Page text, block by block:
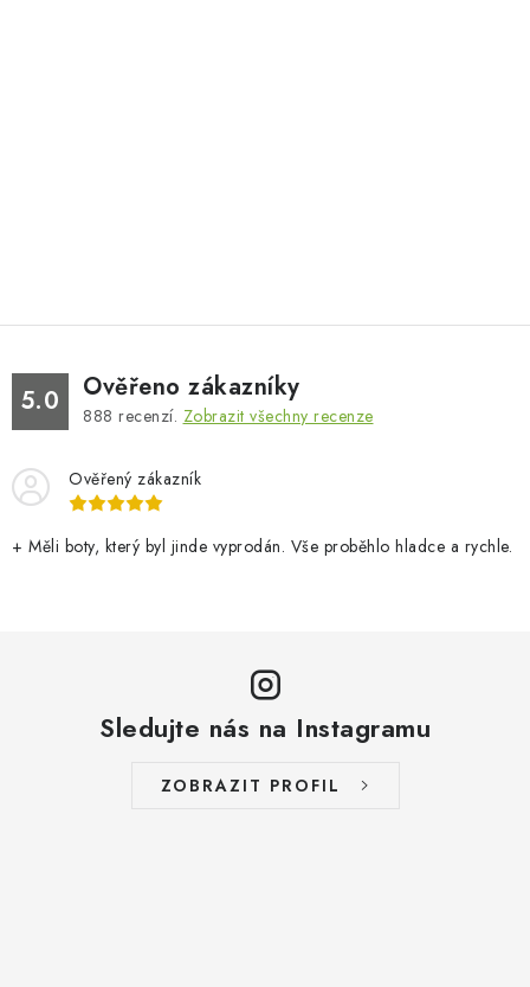
5.0 Ověřeno zákazníky
888 recenzí. Zobrazit všechny recenze
Ověřený zákazník
+ Měli boty, který byl jinde vyprodán. Vše proběhlo hladce a rychle.
Sledujte nás na Instagramu
ZOBRAZIT PROFIL